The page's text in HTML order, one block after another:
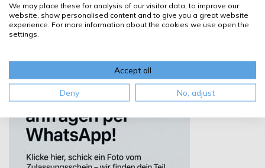
We may place these for analysis of our visitor data, to improve our
website, show personalised content and to give you a great website
experience. For more information about the cookies we use open the
settings.
Accept all
Deny No, adjust